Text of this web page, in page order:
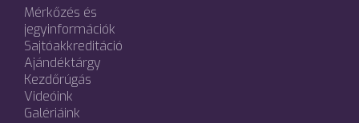
Mérkőzés és
jegyinformációk
Sajtóakkreditáció
Ajándéktárgy
Kezdőrúgás
Videóink
Galériáink